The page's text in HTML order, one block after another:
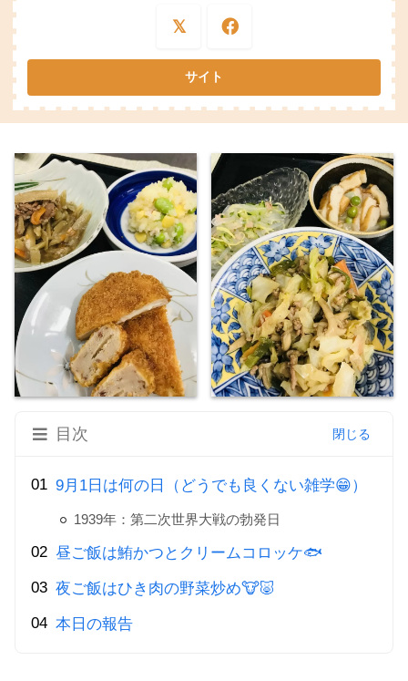
目次
9月1日は何の日（どうでも良くない雑学😁）
1939年：第二次世界大戦の勃発日
昼ご飯は鮪かつとクリームコロッケ🐟
夜ご飯はひき肉の野菜炒め🐮🐷
本日の報告